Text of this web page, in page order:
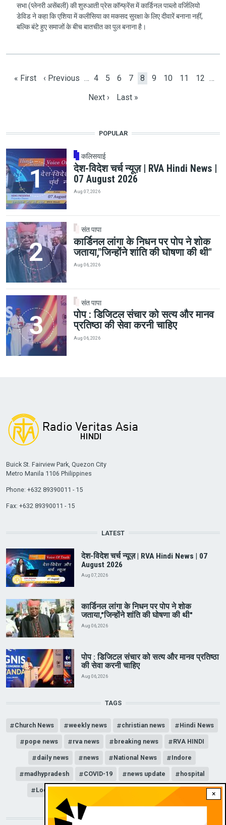
सभा (प्लेनरी असेंबली) की शुरुआती प्रेस कॉन्फ्रेंस में कार्डिनल पाब्लो वर्जिलियो
डेविड ने कहा कि एशिया में कलीसिया का मकसद सुरक्षा के लिए दीवारें बनाना नहीं,
बल्कि बंटे हुए समाजों के बीच बातचीत का पुल बनाना है।
First page
« First Previous page
‹ Previous … Page
4 Page
5 Page
6 Page
7 Current page
8 Page
9 Page
10 Page
11 Page
12 …
Next page
Next › Last page
Last »
POPULAR
कलिसयाई
देश-विदेश चर्च न्यूज़ | RVA Hindi News |
07 August 2026
Aug 07, 2026
संत पापा
कार्डिनल लांगा के निधन पर पोप ने शोक
जताया,"जिन्होंने शांति की घोषणा की थी"
Aug 06, 2026
संत पापा
पोप : डिजिटल संचार को सत्य और मानव
प्रतिष्ठा की सेवा करनी चाहिए
Aug 06, 2026
×
Buick St. Fairview Park, Quezon City
Metro Manila 1106 Philippines
Phone: +632 89390011 - 15
Fax: +632 89390011 - 15
LATEST
देश-विदेश चर्च न्यूज़ | RVA Hindi News | 07
August 2026
Aug 07, 2026
कार्डिनल लांगा के निधन पर पोप ने शोक
जताया,"जिन्होंने शांति की घोषणा की थी"
Aug 06, 2026
पोप : डिजिटल संचार को सत्य और मानव प्रतिष्ठा
की सेवा करनी चाहिए
Aug 06, 2026
TAGS
Church News weekly news christian news Hindi News
pope news rva news breaking news RVA HINDI
daily news news National News Indore
madhypradesh COVID-19 news update hospital
Lockdown news channel
DOWNLOAD RVA APP